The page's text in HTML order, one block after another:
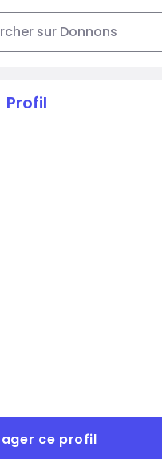
sur Donnons
Profil
ce profil